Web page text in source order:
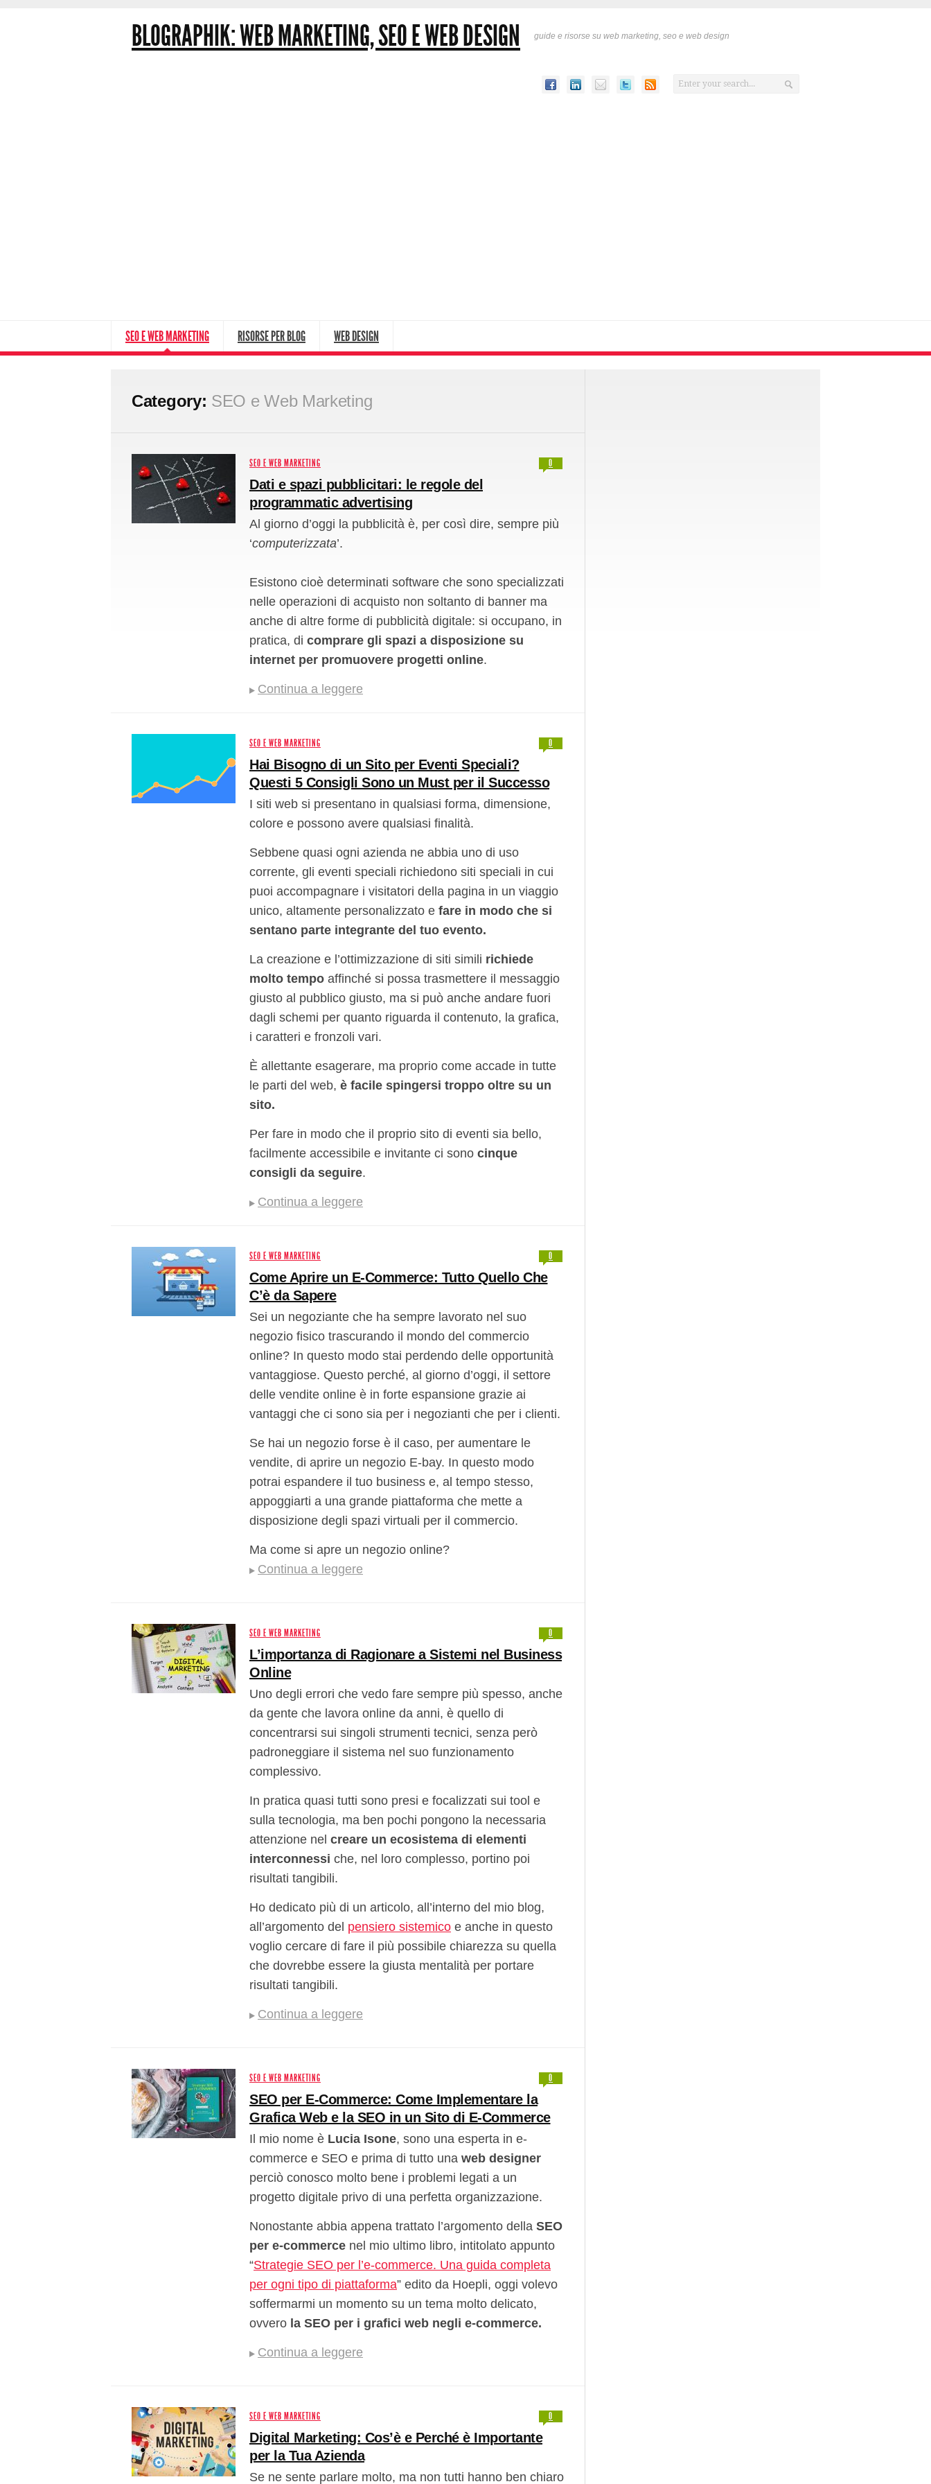
BLOGRAPHIK: WEB MARKETING, SEO E WEB DESIGN guide e risorse su web marketing, seo e web design
SEO E WEB MARKETING RISORSE PER BLOG WEB DESIGN
Category: SEO e Web Marketing
SEO E WEB MARKETING 0
Dati e spazi pubblicitari: le regole del
programmatic advertising
Al giorno d’oggi la pubblicità è, per così dire, sempre più
‘computerizzata’.
Esistono cioè determinati software che sono specializzati
nelle operazioni di acquisto non soltanto di banner ma
anche di altre forme di pubblicità digitale: si occupano, in
pratica, di comprare gli spazi a disposizione su
internet per promuovere progetti online.
Continua a leggere
SEO E WEB MARKETING 0
Hai Bisogno di un Sito per Eventi Speciali?
Questi 5 Consigli Sono un Must per il Successo
I siti web si presentano in qualsiasi forma, dimensione,
colore e possono avere qualsiasi finalità.
Sebbene quasi ogni azienda ne abbia uno di uso
corrente, gli eventi speciali richiedono siti speciali in cui
puoi accompagnare i visitatori della pagina in un viaggio
unico, altamente personalizzato e fare in modo che si
sentano parte integrante del tuo evento.
La creazione e l’ottimizzazione di siti simili richiede
molto tempo affinché si possa trasmettere il messaggio
giusto al pubblico giusto, ma si può anche andare fuori
dagli schemi per quanto riguarda il contenuto, la grafica,
i caratteri e fronzoli vari.
È allettante esagerare, ma proprio come accade in tutte
le parti del web, è facile spingersi troppo oltre su un
sito.
Per fare in modo che il proprio sito di eventi sia bello,
facilmente accessibile e invitante ci sono cinque
consigli da seguire.
Continua a leggere
SEO E WEB MARKETING 0
Come Aprire un E-Commerce: Tutto Quello Che
C’è da Sapere
Sei un negoziante che ha sempre lavorato nel suo
negozio fisico trascurando il mondo del commercio
online? In questo modo stai perdendo delle opportunità
vantaggiose. Questo perché, al giorno d’oggi, il settore
delle vendite online è in forte espansione grazie ai
vantaggi che ci sono sia per i negozianti che per i clienti.
Se hai un negozio forse è il caso, per aumentare le
vendite, di aprire un negozio E-bay. In questo modo
potrai espandere il tuo business e, al tempo stesso,
appoggiarti a una grande piattaforma che mette a
disposizione degli spazi virtuali per il commercio.
Ma come si apre un negozio online?
Continua a leggere
SEO E WEB MARKETING 0
L’importanza di Ragionare a Sistemi nel Business
Online
Uno degli errori che vedo fare sempre più spesso, anche
da gente che lavora online da anni, è quello di
concentrarsi sui singoli strumenti tecnici, senza però
padroneggiare il sistema nel suo funzionamento
complessivo.
In pratica quasi tutti sono presi e focalizzati sui tool e
sulla tecnologia, ma ben pochi pongono la necessaria
attenzione nel creare un ecosistema di elementi
interconnessi che, nel loro complesso, portino poi
risultati tangibili.
Ho dedicato più di un articolo, all’interno del mio blog,
all’argomento del pensiero sistemico e anche in questo
voglio cercare di fare il più possibile chiarezza su quella
che dovrebbe essere la giusta mentalità per portare
risultati tangibili.
Continua a leggere
SEO E WEB MARKETING 0
SEO per E-Commerce: Come Implementare la
Grafica Web e la SEO in un Sito di E-Commerce
Il mio nome è Lucia Isone, sono una esperta in e-
commerce e SEO e prima di tutto una web designer
perciò conosco molto bene i problemi legati a un
progetto digitale privo di una perfetta organizzazione.
Nonostante abbia appena trattato l’argomento della SEO
per e-commerce nel mio ultimo libro, intitolato appunto
“Strategie SEO per l’e-commerce. Una guida completa
per ogni tipo di piattaforma” edito da Hoepli, oggi volevo
soffermarmi un momento su un tema molto delicato,
ovvero la SEO per i grafici web negli e-commerce.
Continua a leggere
SEO E WEB MARKETING 0
Digital Marketing: Cos’è e Perché è Importante
per la Tua Azienda
Se ne sente parlare molto, ma non tutti hanno ben chiaro